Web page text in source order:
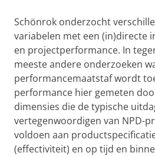
Schönrok onderzocht
variabelen met een (in)directe
en projectperformance. In
meeste andere onderzoeken
performancemaatstaf wordt
performance hier gemeten
dimensies die de typische
vertegenwoordigen van NPD-
voldoen aan
(effectiviteit) en op tijd en